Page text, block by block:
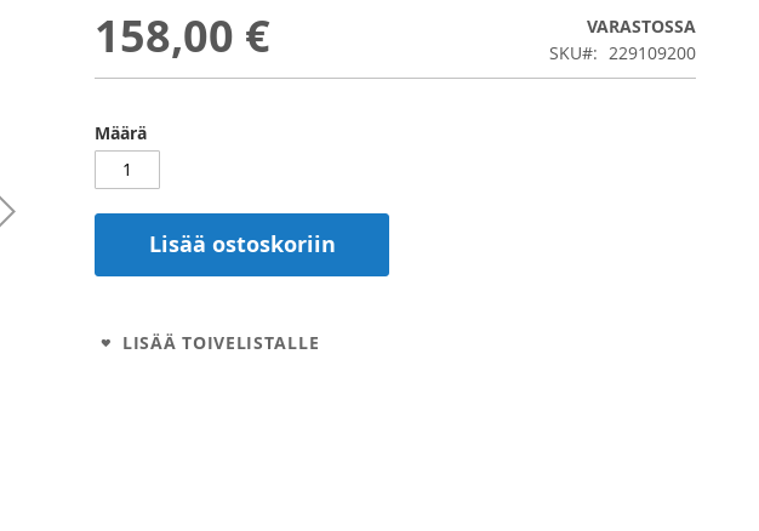
158,00 €
VARASTOSSA
SKU
229109200
Määrä
Lisää ostoskoriin
LISÄÄ TOIVELISTALLE